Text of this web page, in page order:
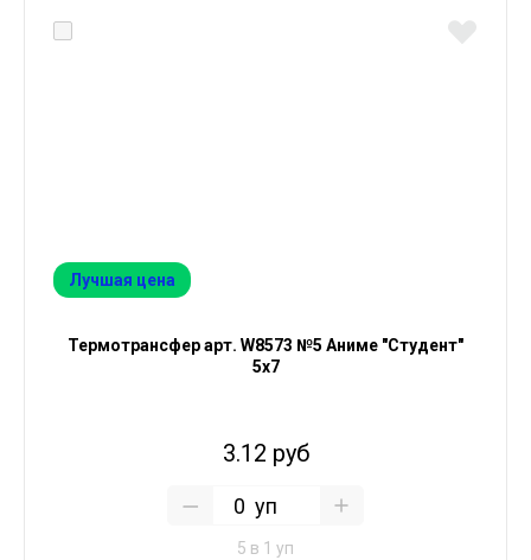
Лучшая цена
Термотрансфер арт. W8573 №5 Аниме "Студент"
5х7
3.12 руб
уп
5 в 1 уп